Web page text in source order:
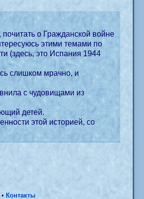
войне
Человек, пожирающий детей.
этой историей, со
Контакты